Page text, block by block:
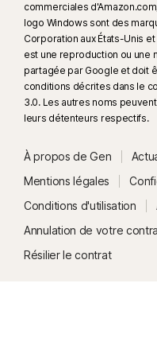
commerciales
logo Windows sont des
Corporation aux États-Unis
est une reproduction ou
partagée par Google et doit
conditions décrites dans le
3.0. Les autres noms
leurs détenteurs respectifs.
À propos de Gen
Mentions légales
Conditions d'utilisation
Annulation de votre
Résilier le contrat